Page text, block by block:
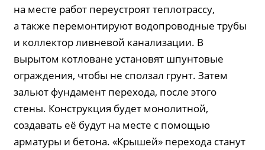
на месте работ переустроят теплотрассу,
а также перемонтируют водопроводные трубы
и коллектор ливневой канализации. В
вырытом котловане установят шпунтовые
ограждения, чтобы не сползал грунт. Затем
зальют фундамент перехода, после этого
стены. Конструкция будет монолитной,
создавать её будут на месте с помощью
арматуры и бетона. «Крышей» перехода станут